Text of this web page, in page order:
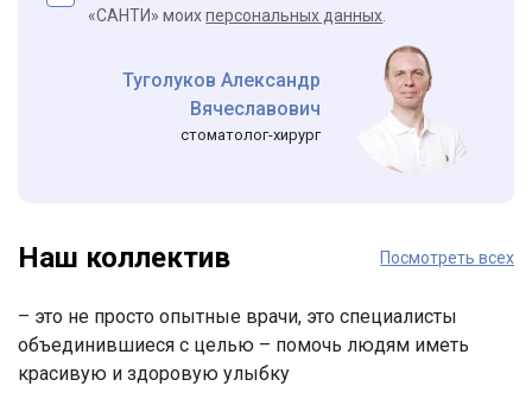
«САНТИ» моихперсональных данных
Туголуков Александр
Вячеславович
стоматолог-хирург
Наш коллектив Посмотреть всех
– это не просто опытные врачи, это специалисты
объединившиеся с целью – помочь людям иметь
красивую и здоровую улыбку